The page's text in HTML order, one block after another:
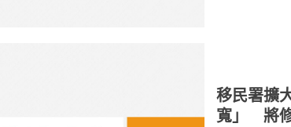
移民署擴
寬」 將